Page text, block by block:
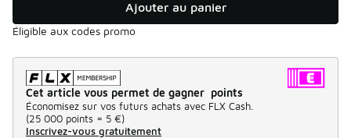
Ajouter au panier
Éligible aux codes promo
Cet article vous permet de gagner points
Économisez sur vos futurs achats avec FLX Cash.
(25 000 points = 5 €)
Inscrivez-vous gratuitement